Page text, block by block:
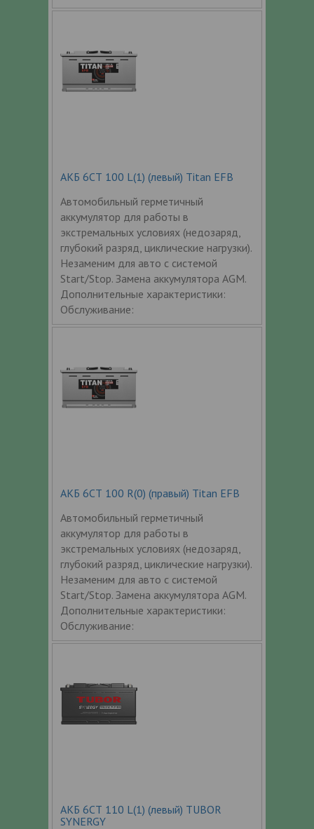
АКБ 6СТ 100 L(1) (левый) Titan EFB
Автомобильный герметичный
аккумулятор для работы в
экстремальных условиях (недозаряд,
глубокий разряд, циклические нагрузки).
Незаменим для авто с системой
Start/Stop. Замена аккумулятора AGM.
Дополнительные характеристики:
Обслуживание:
АКБ 6СТ 100 R(0) (правый) Titan EFB
Автомобильный герметичный
аккумулятор для работы в
экстремальных условиях (недозаряд,
глубокий разряд, циклические нагрузки).
Незаменим для авто с системой
Start/Stop. Замена аккумулятора AGM.
Дополнительные характеристики:
Обслуживание:
АКБ 6СТ 110 L(1) (левый) TUBOR
SYNERGY